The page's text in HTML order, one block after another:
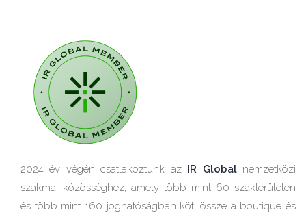
2024 év végén csatlakoztunk az IR Globalnemzetközi
szakmai közösséghez, amely több mint 60 szakterületen
és több mint 160 joghatóságban köti össze a boutique és